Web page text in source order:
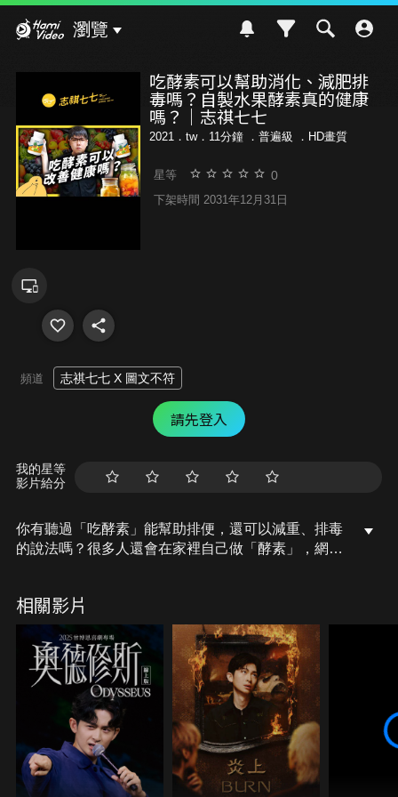
瀏覽
吃酵素可以幫助消化、減肥排
毒嗎？自製水果酵素真的健康
嗎？｜志祺七七
2021．tw．11分鐘 ． 普遍級 ．HD畫質
星等 0
下架時間 2031年12月31日
頻道 志祺七七 X 圖文不符
請先登入
我的星等
影片給分
你有聽過「吃酵素」能幫助排便，還可以減重、排毒
的說法嗎？很多人還會在家裡自己做「酵素」，網路
我們一起來聊聊「酵素到底有沒有用」吧！
相關影片